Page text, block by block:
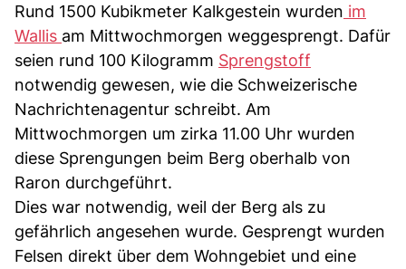
Rund 1500 Kubikmeter Kalkgestein wurden im
Wallis am Mittwochmorgen weggesprengt. Dafür
seien rund 100 Kilogramm Sprengstoff
notwendig gewesen, wie die Schweizerische
Nachrichtenagentur schreibt. Am
Mittwochmorgen um zirka 11.00 Uhr wurden
diese Sprengungen beim Berg oberhalb von
Raron durchgeführt.
Dies war notwendig, weil der Berg als zu
gefährlich angesehen wurde. Gesprengt wurden
Felsen direkt über dem Wohngebiet und eine